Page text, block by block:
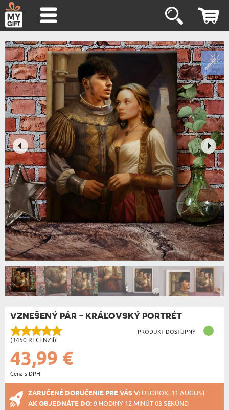
VZNEŠENÝ PÁR - KRÁĽOVSKÝ PORTRÉT
(3450 RECENZIÍ)
PRODUKT DOSTUPNÝ
43,99 €
Cena s DPH
ZARUČENÉ DORUČENIE PRE VÁS V: UTOROK, 11 AUGUST
AK OBJEDNÁTE DO:9 HODINY 12 MINÚT 02 SEKÚND